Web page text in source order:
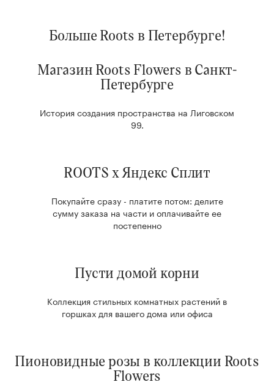
Больше Roots в Петербурге!
Магазин Roots Flowers в Санкт-
Петербурге
История создания пространства на Лиговском
99.
ROOTS x Яндекс Сплит
Покупайте сразу - платите потом: делите
сумму заказа на части и оплачивайте ее
постепенно
Пусти домой корни
Коллекция стильных комнатных растений в
горшках для вашего дома или офиса
Пионовидные розы в коллекции Roots
Flowers